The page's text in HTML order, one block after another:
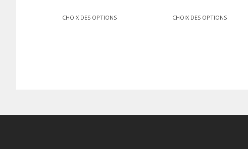
CHOIX DES OPTIONS CHOIX DES OPTIONS